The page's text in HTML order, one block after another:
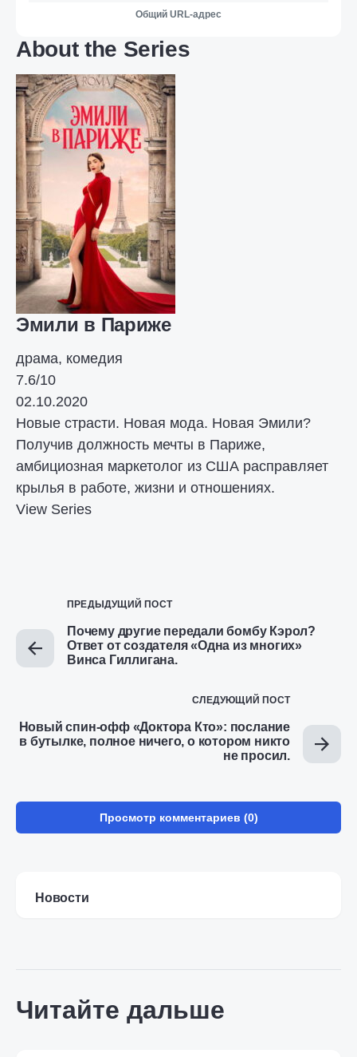
Общий URL-адрес
About the Series
Эмили в Париже
драма, комедия
7.6/10
02.10.2020
Новые страсти. Новая мода. Новая Эмили?
Получив должность мечты в Париже,
амбициозная маркетолог из США расправляет
крылья в работе, жизни и отношениях.
View Series
ПРЕДЫДУЩИЙ ПОСТ
Почему другие передали бомбу Кэрол?
Ответ от создателя «Одна из многих»
Винса Гиллигана.
СЛЕДУЮЩИЙ ПОСТ
Новый спин-офф «Доктора Кто»: послание
в бутылке, полное ничего, о котором никто
не просил.
Просмотр комментариев (0)
Новости
Читайте дальше